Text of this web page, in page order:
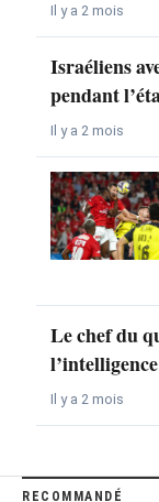
Il y a 2 mois
Israéliens
pendant
Il y a 2 mois
Le chef du
Il y a 2 mois
RECOMMANDÉ